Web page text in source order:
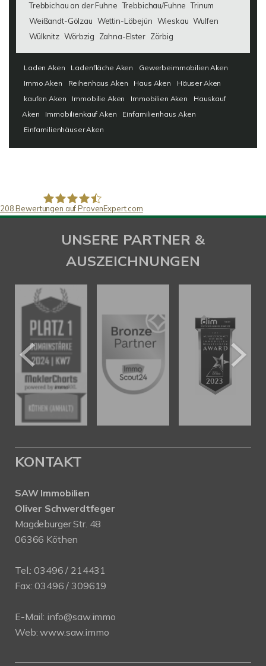
Trebbichau an der Fuhne Trebbichau/Fuhne Trinum
Weißandt-Gölzau Wettin-Löbejün Wieskau Wulfen
Wülknitz Wörbzig Zahna-Elster Zörbig
Laden Aken Ladenfläche Aken
Gewerbeimmobilien Aken
Immo Aken
Reihenhaus Aken Haus Aken
Häuser Aken
kaufen Aken
Immobilie Aken Immobilien Aken
Hauskauf
Aken
Immobilienkauf Aken
Einfamilienhaus Aken
Einfamilienhäuser Aken
SAW Immobilien
208 Bewertungen auf ProvenExpert.com
UNSERE PARTNER &
AUSZEICHNUNGEN
KONTAKT
SAW Immobilien
Oliver Schwerdtfeger
Magdeburger Str. 48
06366 Köthen
Tel.:03496 / 214431
Fax: 03496 / 309619
E-Mail: info@saw.immo
Web:www.saw.immo